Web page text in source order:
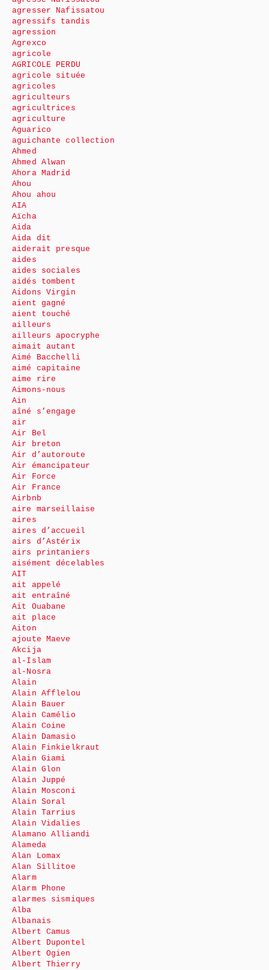
agresser Nafissatou
agressifs tandis
agression
Agrexco
agricole
AGRICOLE PERDU
agricole située
agricoles
agriculteurs
agricultrices
agriculture
Aguarico
aguichante collection
Ahmed
Ahmed Alwan
Ahora Madrid
Ahou
Ahou ahou
AIA
Aïcha
Aida
Aida dit
aiderait presque
aides
aides sociales
aidés tombent
Aidons Virgin
aient gagné
aient touché
ailleurs
ailleurs apocryphe
aimait autant
Aimé Bacchelli
aimé capitaine
aime rire
Aimons-nous
Ain
aîné s’engage
air
Air Bel
Air breton
Air d’autoroute
Air émancipateur
Air Force
Air France
Airbnb
aire marseillaise
aires
aires d’accueil
airs d’Astérix
airs printaniers
aisément décelables
AIT
ait appelé
ait entraîné
Ait Ouabane
ait place
Aiton
ajoute Maeve
Akcija
al-Islam
al-Nosra
Alain
Alain Afflelou
Alain Bauer
Alain Camélio
Alain Coine
Alain Damasio
Alain Finkielkraut
Alain Giami
Alain Glon
Alain Juppé
Alain Mosconi
Alain Soral
Alain Tarrius
Alain Vidalies
Alamano Alliandi
Alameda
Alan Lomax
Alan Sillitoe
Alarm
Alarm Phone
alarmes sismiques
Alba
Albanais
Albert Camus
Albert Dupontel
Albert Ogien
Albert Thierry